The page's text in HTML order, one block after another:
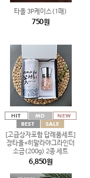
타올 3P케이스(1매)
750원
[고급상자포함 답례품세트]
장타올+히말라야그라인더
소금(200g) 2종 세트
6,850원